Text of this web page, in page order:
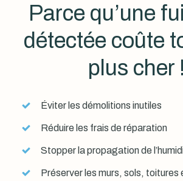
Parce qu’une
détectée coûte
plus cher !
Éviter les démolitions inutiles
Réduire les frais de réparation
Stopper la propagation de
Préserver les murs, sols, toitures